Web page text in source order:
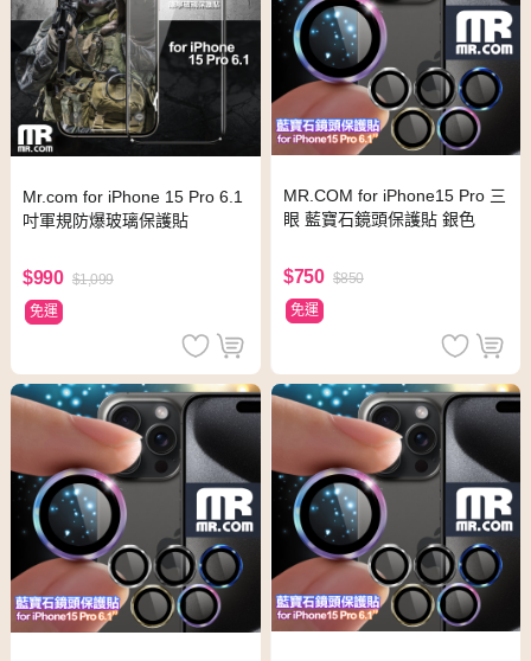
Mr.com for iPhone 15 Pro 6.1
吋軍規防爆玻璃保護貼
$990 $1,099
免運
MR.COM for iPhone15 Pro 三
眼 藍寶石鏡頭保護貼 銀色
$750 $850
免運